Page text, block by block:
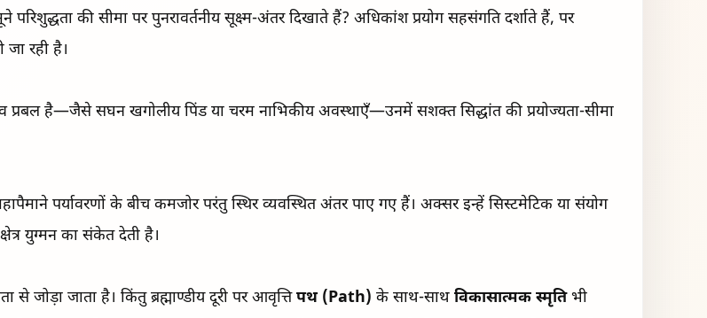
की सीमा पर पुनरावर्तनीय सूक्ष्म-अंतर दिखाते हैं? अधिकांश प्रयोग सहसंगति दर्शाते हैं, पर
जा रही है।
प्रबल है—जैसे सघन खगोलीय पिंड या चरम नाभिकीय अवस्थाएँ—उनमें सशक्त सिद्धांत की प्रयोज्यता-सीमा
पर्यावरणों के बीच कमजोर परंतु स्थिर व्यवस्थित अंतर पाए गए हैं। अक्सर इन्हें सिस्टमेटिक या संयोग
युग्मन का संकेत देती है।
जोड़ा जाता है। किंतु ब्रह्माण्डीय दूरी पर आवृत्तिपथ (Path) के साथ-साथविकासात्मक स्मृतिभी